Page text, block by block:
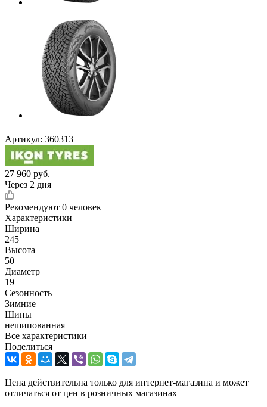
Артикул: 360313
27 960 руб.
Через 2 дня
Рекомендуют 0 человек
Характеристики
Ширина
245
Высота
50
Диаметр
19
Сезонность
Зимние
Шипы
нешипованная
Все характеристики
Поделиться
Цена действительна только для интернет-магазина и может
отличаться от цен в розничных магазинах